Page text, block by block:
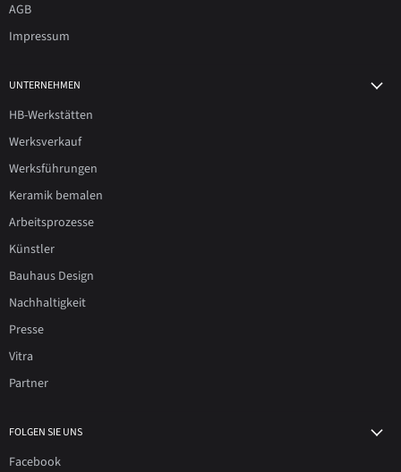
AGB
Impressum
UNTERNEHMEN
HB-Werkstätten
Werksverkauf
Werksführungen
Keramik bemalen
Arbeitsprozesse
Künstler
Bauhaus Design
Nachhaltigkeit
Presse
Vitra
Partner
FOLGEN SIE UNS
Facebook